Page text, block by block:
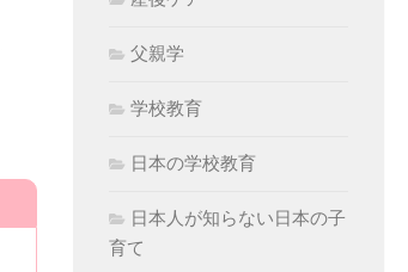
父親学
学校教育
日本の学校教育
日本人が知らない日本の子
育て